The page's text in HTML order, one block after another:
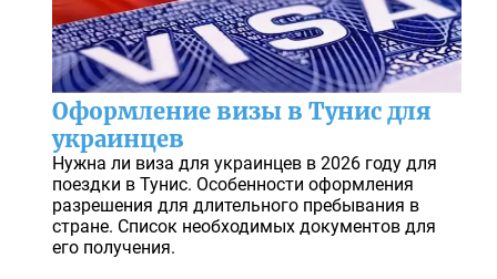
Оформление визы в Тунис для
украинцев
Нужна ли виза для украинцев в 2026 году для
поездки в Тунис. Особенности оформления
разрешения для длительного пребывания в
стране. Список необходимых документов для
его получения.